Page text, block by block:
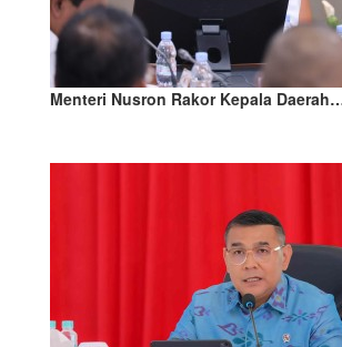
Menteri Nusron Rakor Kepala